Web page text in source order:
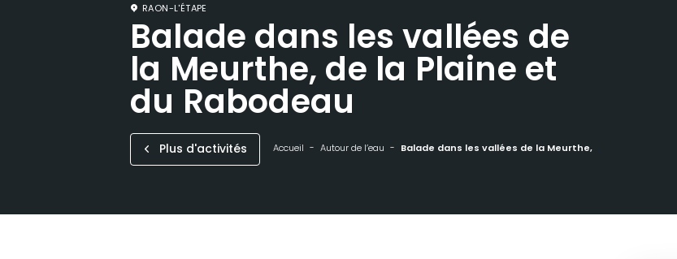
RAON-L'ÉTAPE
Balade dans les vallées de
la Meurthe, de la Plaine et
du Rabodeau
Plus d'activités Accueil Autour de l’eau Balade dans les vallées de la Meurthe, de la Plaine et du Rabodeau